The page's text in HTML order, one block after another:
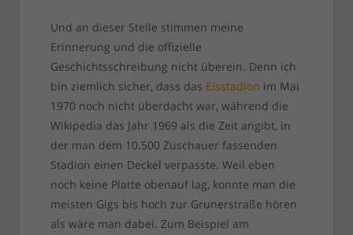
Und an dieser Stelle stimmen meine
Erinnerung und die offizielle
Geschichtsschreibung nicht überein. Denn ich
bin ziemlich sicher, dass das Eisstadion im Mai
1970 noch nicht überdacht war, während die
Wikipedia das Jahr 1969 als die Zeit angibt, in
der man dem 10.500 Zuschauer fassenden
Stadion einen Deckel verpasste. Weil eben
noch keine Platte obenauf lag, konnte man die
meisten Gigs bis hoch zur Grunerstraße hören
als wäre man dabei. Zum Beispiel am